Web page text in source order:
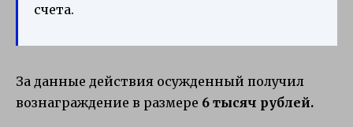
счета.
За данные действия осужденный получил
вознаграждение в размере 6 тысяч рублей.